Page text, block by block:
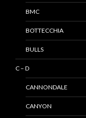
BMC
BOTTECCHIA
BULLS
C – D
CANNONDALE
CANYON